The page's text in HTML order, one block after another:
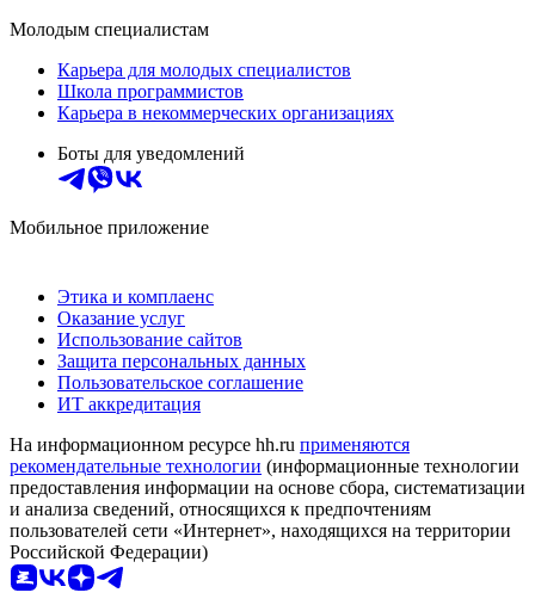
Молодым специалистам
Карьера для молодых специалистов
Школа программистов
Карьера в некоммерческих организациях
Боты для уведомлений
Мобильное приложение
Этика и комплаенс
Оказание услуг
Использование сайтов
Защита персональных данных
Пользовательское соглашение
ИТ аккредитация
На информационном ресурсе hh.ru применяются
рекомендательные технологии (информационные технологии
предоставления информации на основе сбора, систематизации
и анализа сведений, относящихся к предпочтениям
пользователей сети «Интернет», находящихся на территории
Российской Федерации)